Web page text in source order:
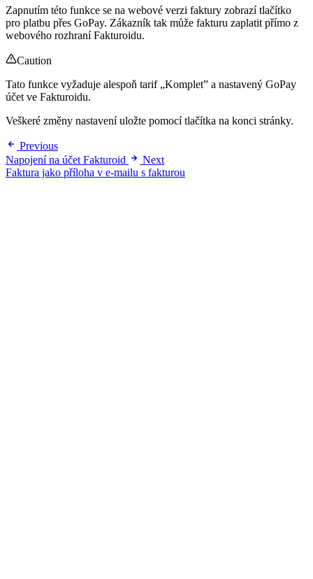
Zapnutím této funkce se na webové verzi faktury zobrazí tlačítko
pro platbu přes GoPay. Zákazník tak může fakturu zaplatit přímo z
webového rozhraní Fakturoidu.
Caution
Tato funkce vyžaduje alespoň tarif „Komplet” a nastavený GoPay
účet ve Fakturoidu.
Veškeré změny nastavení uložte pomocí tlačítka na konci stránky.
Previous
Napojení na účet Fakturoid
Next
Faktura jako příloha v e-mailu s fakturou